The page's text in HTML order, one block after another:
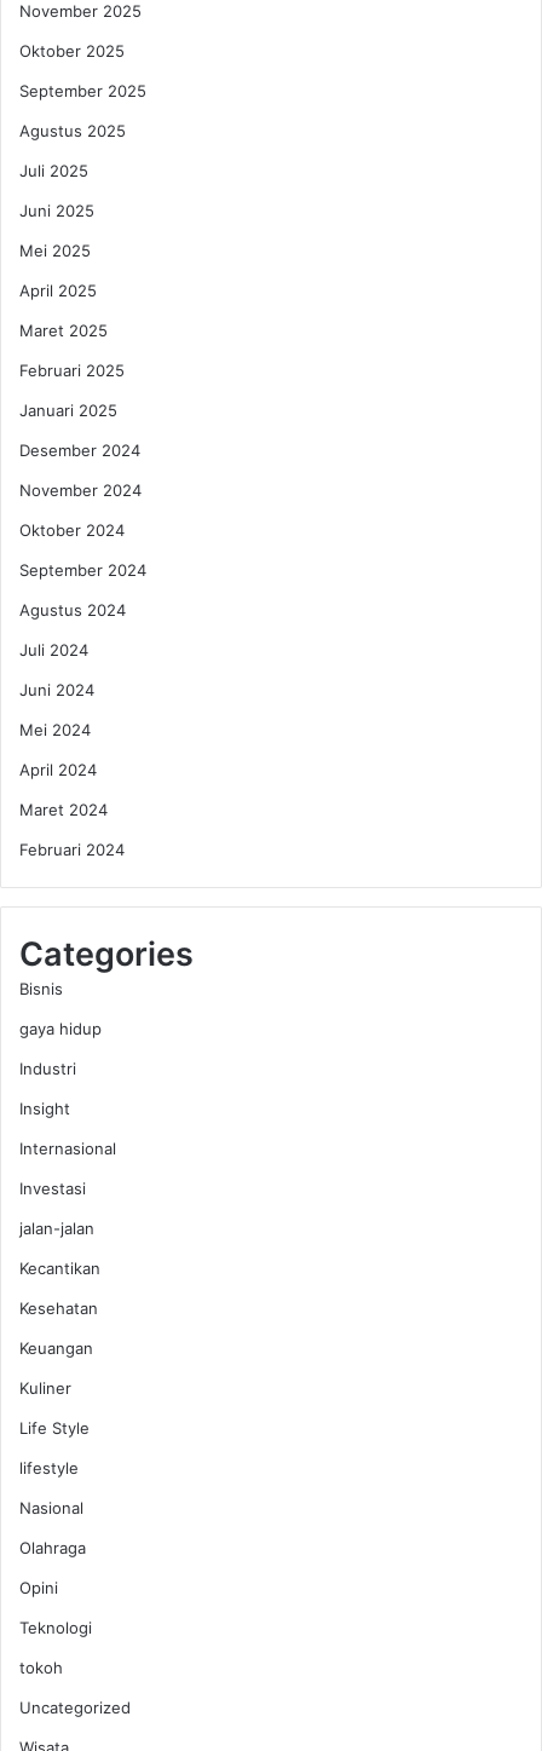
November 2025
Oktober 2025
September 2025
Agustus 2025
Juli 2025
Juni 2025
Mei 2025
April 2025
Maret 2025
Februari 2025
Januari 2025
Desember 2024
November 2024
Oktober 2024
September 2024
Agustus 2024
Juli 2024
Juni 2024
Mei 2024
April 2024
Maret 2024
Februari 2024
Categories
Bisnis
gaya hidup
Industri
Insight
Internasional
Investasi
jalan-jalan
Kecantikan
Kesehatan
Keuangan
Kuliner
Life Style
lifestyle
Nasional
Olahraga
Opini
Teknologi
tokoh
Uncategorized